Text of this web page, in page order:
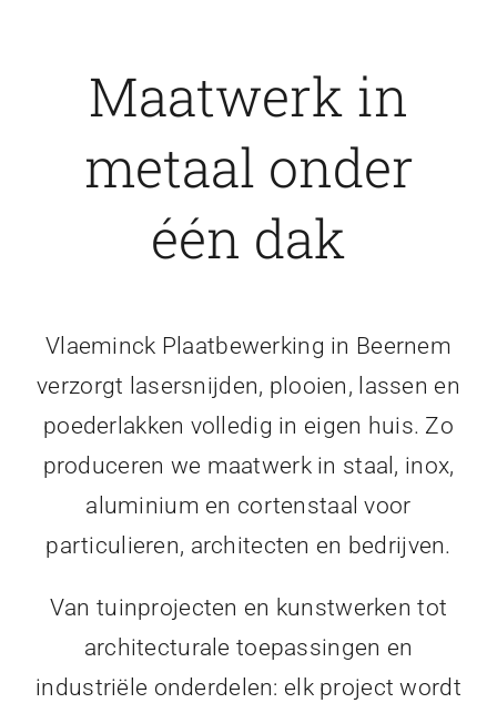
Maatwerk in
metaal onder
één dak
Vlaeminck Plaatbewerking in Beernem
verzorgt lasersnijden, plooien, lassen en
poederlakken volledig in eigen huis. Zo
produceren we maatwerk in staal, inox,
aluminium en cortenstaal voor
particulieren, architecten en bedrijven.
Van tuinprojecten en kunstwerken tot
architecturale toepassingen en
industriële onderdelen: elk project wordt